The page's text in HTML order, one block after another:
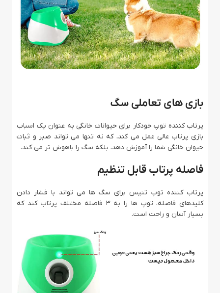
بازی های تعاملی سگ
پرتاب کننده توپ خودکار برای حیوانات خانگی به عنوان یک اسباب
بازی پرتاب عالی عمل می کند، که نه تنها می تواند صبر و ثبات
حیوان خانگی شما را آموزش دهد، بلکه سگ را باهوش تر می کند.
فاصله پرتاب قابل تنظیم
پرتاب کننده توپ تنیس برای سگ ها می تواند با فشار دادن
کلیدهای فاصله، توپ ها را به 3 فاصله مختلف پرتاب کند که
بسیار آسان و راحت است.